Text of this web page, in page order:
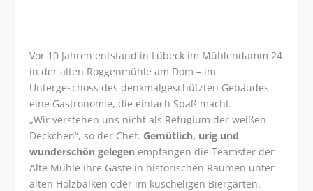
Vor 10 Jahren entstand in Lübeck im Mühlendamm 24
in der alten Roggenmühle am Dom – im
Untergeschoss des denkmalgeschützten Gebäudes –
eine Gastronomie, die einfach Spaß macht.
„Wir verstehen uns nicht als Refugium der weißen
Deckchen“, so der Chef. Gemütlich, urig und
wunderschön gelegen empfangen die Teamster der
Alte Mühle ihre Gäste in historischen Räumen unter
alten Holzbalken oder im kuscheligen Biergarten.